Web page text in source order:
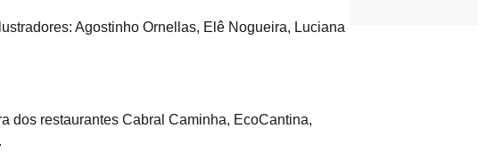
Agostinho Ornellas, Elê Nogueira, Luciana
dos restaurantes Cabral Caminha, EcoCantina,